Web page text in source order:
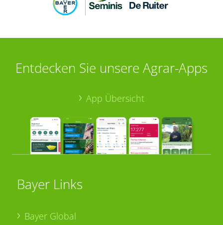
Entdecken Sie unsere Agrar-Apps
App Übersicht
Bayer Links
Bayer Global